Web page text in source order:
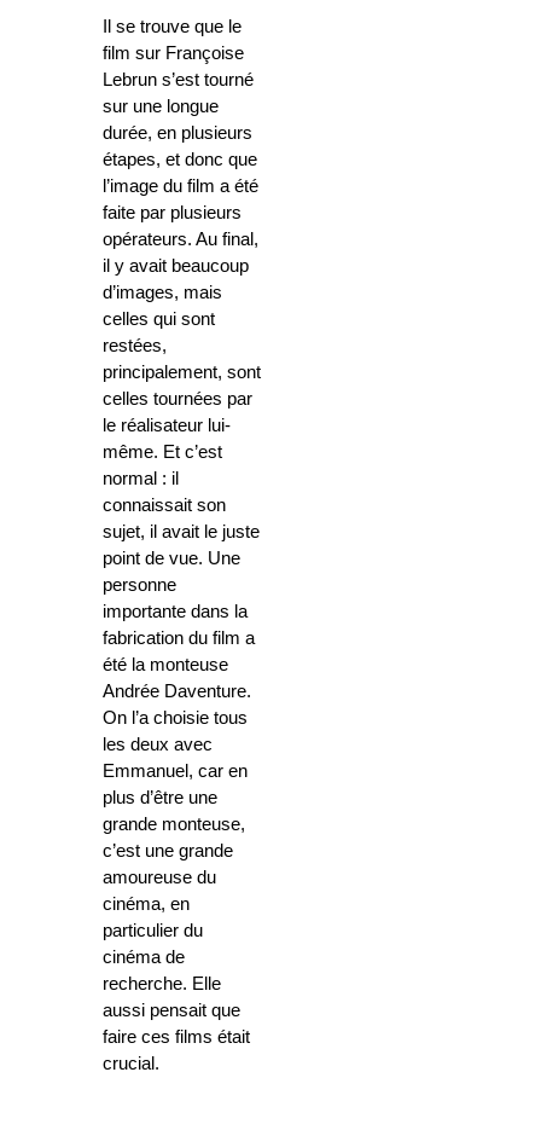
Il se trouve que le
film sur Françoise
Lebrun s’est tourné
sur une longue
durée, en plusieurs
étapes, et donc que
l’image du film a été
faite par plusieurs
opérateurs. Au final,
il y avait beaucoup
d’images, mais
celles qui sont
restées,
principalement, sont
celles tournées par
le réalisateur lui-
même. Et c’est
normal : il
connaissait son
sujet, il avait le juste
point de vue. Une
personne
importante dans la
fabrication du film a
été la monteuse
Andrée Daventure.
On l’a choisie tous
les deux avec
Emmanuel, car en
plus d’être une
grande monteuse,
c’est une grande
amoureuse du
cinéma, en
particulier du
cinéma de
recherche. Elle
aussi pensait que
faire ces films était
crucial.